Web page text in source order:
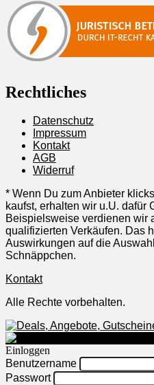
Rechtliches
Datenschutz
Impressum
Kontakt
AGB
Widerruf
* Wenn Du zum Anbieter
kaufst, erhalten wir u.U. dafür
Beispielsweise verdienen wir
qualifizierten Verkäufen. Das
Auswirkungen auf die
Schnäppchen.
Kontakt
Alle Rechte vorbehalten.
Einloggen
Benutzername
Passwort